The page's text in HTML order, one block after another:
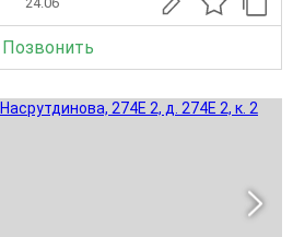
Позвонить